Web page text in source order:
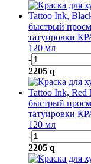
быстрый
татуировки
120 мл
-
2205 q
быстрый
татуировки
120 мл
-
2205 q